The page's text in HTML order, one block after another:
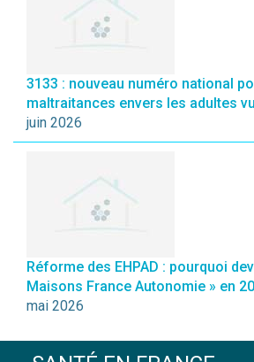
3133 : nouveau numéro national
maltraitances envers les adultes
juin 2026
Réforme des EHPAD : pourquoi
Maisons France Autonomie » en
mai 2026